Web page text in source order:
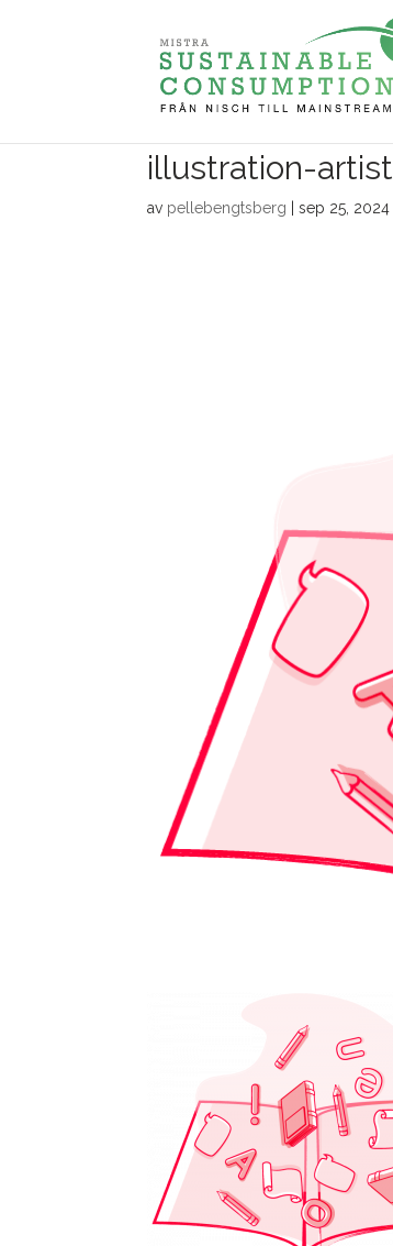
illustration-artist
av pellebengtsberg |sep 25, 2024